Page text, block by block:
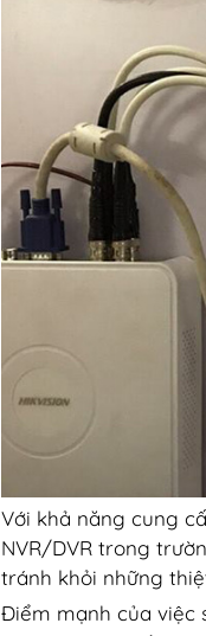
Với khả năng cung
NVR/DVR trong
tránh khỏi những
Điểm mạnh của việc